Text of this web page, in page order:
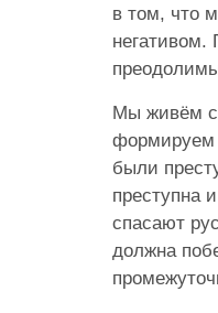
в том, что
негативом.
Мы живём с
формируем
были
преступна
спасают
должна